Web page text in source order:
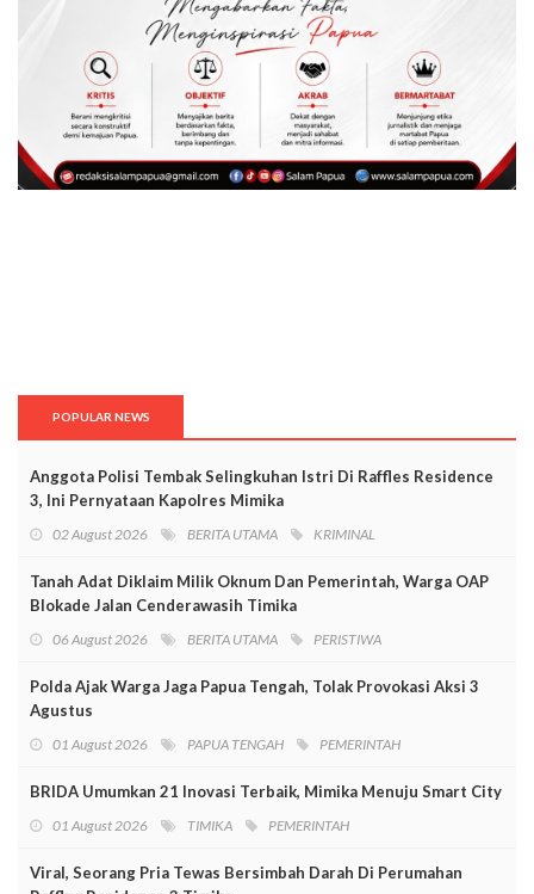
POPULAR NEWS
Anggota Polisi Tembak Selingkuhan Istri Di Raffles Residence
3, Ini Pernyataan Kapolres Mimika
02 August 2026 BERITA UTAMA KRIMINAL
Tanah Adat Diklaim Milik Oknum Dan Pemerintah, Warga OAP
Blokade Jalan Cenderawasih Timika
06 August 2026 BERITA UTAMA PERISTIWA
Polda Ajak Warga Jaga Papua Tengah, Tolak Provokasi Aksi 3
Agustus
01 August 2026 PAPUA TENGAH PEMERINTAH
BRIDA Umumkan 21 Inovasi Terbaik, Mimika Menuju Smart City
01 August 2026 TIMIKA PEMERINTAH
Viral, Seorang Pria Tewas Bersimbah Darah Di Perumahan